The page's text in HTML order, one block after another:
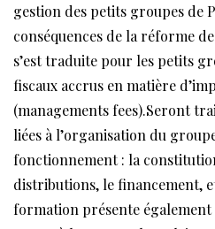
gestion des petits groupes de
conséquences de la réforme
s’est traduite pour les petits
fiscaux accrus en matière
(managements fees).Seront
liées à l’organisation du
fonctionnement : la
distributions, le financement,
formation présente également